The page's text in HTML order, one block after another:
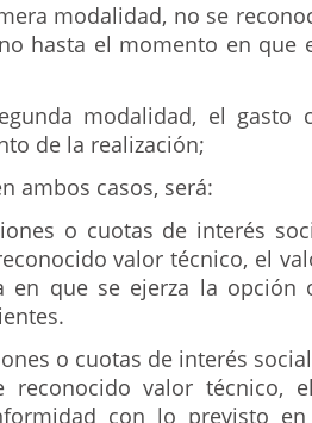
modalidad, no se
hasta el momento en que
modalidad, el gasto
de la realización;
ambos casos, será:
o cuotas de interés
valor técnico, el
en que se ejerza la opción
o cuotas de interés
reconocido valor técnico,
con lo previsto